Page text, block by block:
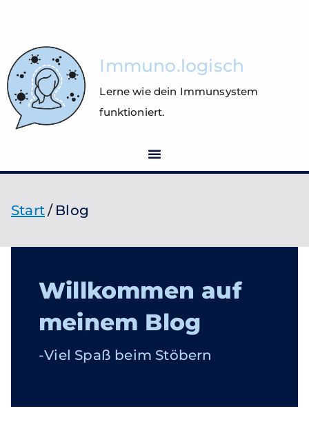
Immuno.logisch
Lerne wie dein Immunsystem
funktioniert.
Start Blog
Willkommen auf
meinem Blog
-Viel Spaß beim Stöbern